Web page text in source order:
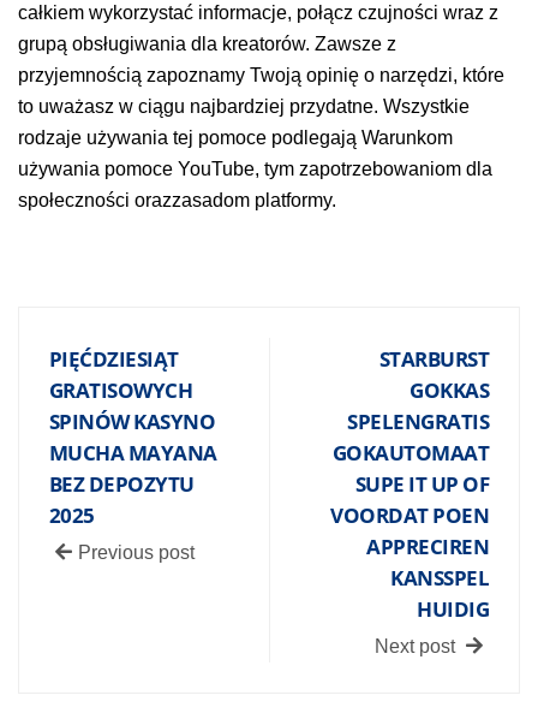
całkiem wykorzystać informacje, połącz czujności wraz z
grupą obsługiwania dla kreatorów. Zawsze z
przyjemnością zapoznamy Twoją opinię o narzędzi, które
to uważasz w ciągu najbardziej przydatne. Wszystkie
rodzaje używania tej pomoce podlegają Warunkom
używania pomoce YouTube, tym zapotrzebowaniom dla
społeczności orazzasadom platformy.
PIĘĆDZIESIĄT
GRATISOWYCH
SPINÓW KASYNO
MUCHA MAYANA
BEZ DEPOZYTU
2025
Previous post
STARBURST
GOKKAS
SPELENGRATIS
GOKAUTOMAAT
SUPE IT UP OF
VOORDAT POEN
APPRECIREN
KANSSPEL
HUIDIG
Next post